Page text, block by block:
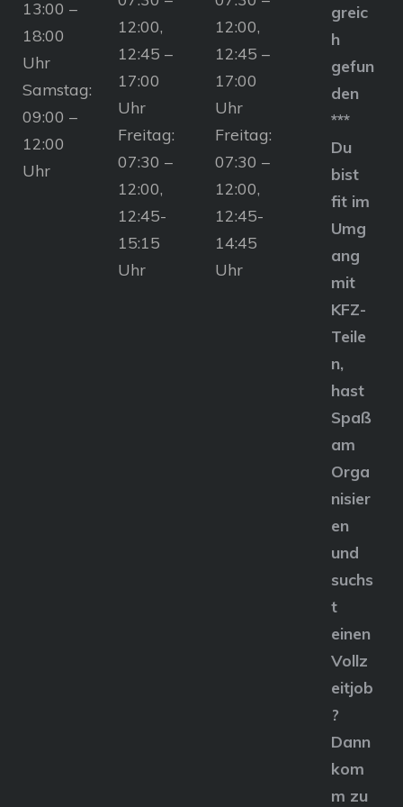
13:00 –
18:00
Uhr
Samstag:
09:00 –
12:00
Uhr
12:00,
12:45 –
17:00
Uhr
Freitag:
07:30 –
12:00,
12:45-
15:15
Uhr
12:00,
12:45 –
17:00
Uhr
Freitag:
07:30 –
12:00,
12:45-
14:45
Uhr
greic
h
gefun
den
***
Du
bist
fit im
Umg
ang
mit
KFZ-
Teile
n,
hast
Spaß
am
Orga
nisier
en
und
suchs
t
einen
Vollz
eitjob
?
Dann
kom
m zu